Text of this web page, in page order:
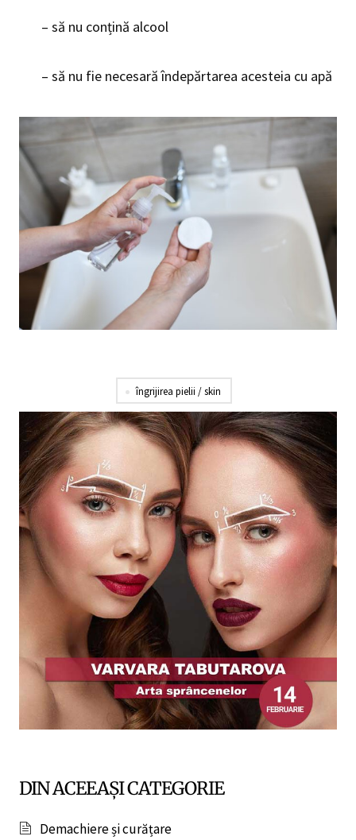
– să nu conțină alcool
– să nu fie necesară îndepărtarea acesteia cu apă
îngrijirea pielii / skin
DIN ACEEAȘI CATEGORIE
Demachiere și curățare